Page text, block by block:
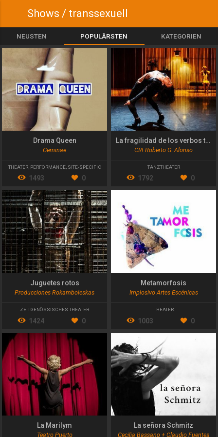
Shows / transsexuell
NEUSTEN POPULÄRSTEN KATEGORIEN
Drama Queen
Geminae
THEATER, PERFORMANCE, SITE-SPECIFIC
1493 0
La fragilidad de los verbos transitivos
CIA Roberto G. Alonso
TANZTHEATER
1792 0
Juguetes rotos
Producciones Rokamboleskas
ZEITGENÖSSISCHES THEATER
1424 0
Metamorfosis
Implosivo Artes Escénicas
THEATER
1003 0
La Marilym
Teatro Puerto
La señora Schmitz
Cecilia Bassano + Claudio Fuentes